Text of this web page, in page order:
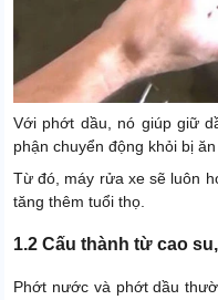
Với phớt dầu, nó giúp giữ
phận chuyển động khỏi bị ăn
Từ đó, máy rửa xe sẽ luôn
tăng thêm tuổi thọ.
1.2 Cấu thành từ cao
Phớt nước và phớt dầu